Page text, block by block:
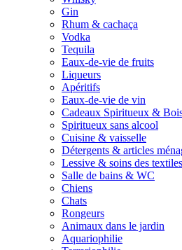
Gin
Rhum & cachaça
Vodka
Tequila
Eaux-de-vie de fruits
Liqueurs
Apéritifs
Eaux-de-vie de vin
Cadeaux Spiritueux &
Spiritueux sans alcool
Cuisine & vaisselle
Détergents & articles
Lessive & soins des textiles
Salle de bains & WC
Chiens
Chats
Rongeurs
Animaux dans le jardin
Aquariophilie